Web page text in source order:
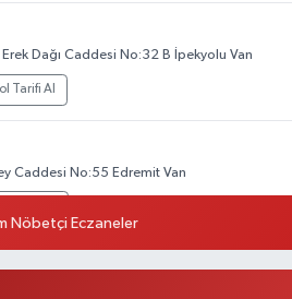
Dağı Caddesi No:32 B İpekyolu Van
Tarifi Al
Caddesi No:55 Edremit Van
Nöbetçi Eczaneler